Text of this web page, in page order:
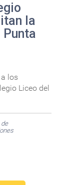
la
los
Liceo del